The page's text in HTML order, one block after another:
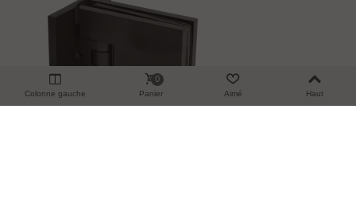
Colonne gauche Panier
0
Aimé Haut